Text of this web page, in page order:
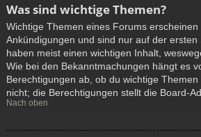
Was sind wichtige Themen?
Wichtige Themen eines Forums erscheinen
Ankündigungen und sind nur auf der ersten
haben meist einen wichtigen Inhalt,
Wie bei den Bekanntmachungen hängt es
Berechtigungen ab, ob du wichtige
nicht; die Berechtigungen stellt die Board-
Nach oben